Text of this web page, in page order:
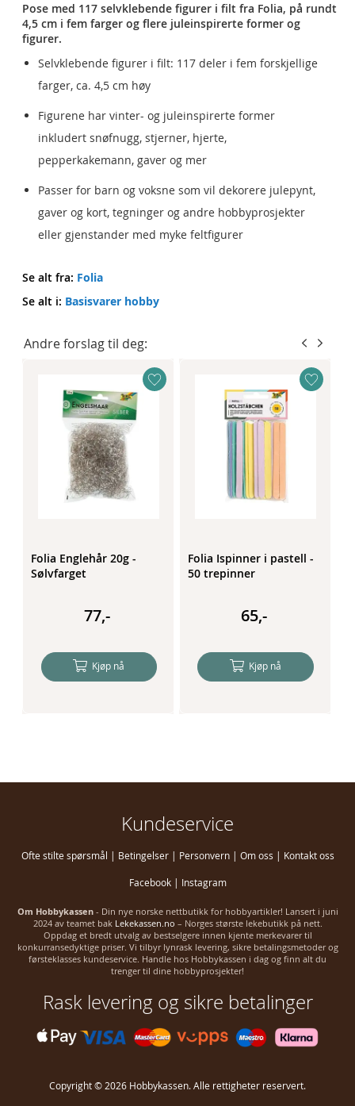
Pose med 117 selvklebende figurer i filt fra Folia, på rundt
4,5 cm i fem farger og flere juleinspirerte former og
figurer.
Selvklebende figurer i filt: 117 deler i fem forskjellige
farger, ca. 4,5 cm høy
Figurene har vinter- og juleinspirerte former
inkludert snøfnugg, stjerner, hjerte,
pepperkakemann, gaver og mer
Passer for barn og voksne som vil dekorere julepynt,
gaver og kort, tegninger og andre hobbyprosjekter
eller gjenstander med myke feltfigurer
Se alt fra: Folia
Se alt i: Basisvarer hobby
Andre forslag til deg:
Folia Englehår 20g -
Sølvfarget
77,-
Kjøp nå
Folia Ispinner i pastell -
50 trepinner
65,-
Kjøp nå
Kundeservice
Ofte stilte spørsmål | Betingelser| Personvern | Om oss | Kontakt oss
Facebook| Instagram
Om Hobbykassen- Din nye norske nettbutikk for hobbyartikler! Lansert i juni
2024 av teamet bak Lekekassen.no – Norges største lekebutikk på nett.
Oppdag et bredt utvalg av bestselgere innen kjente merkevarer til
konkurransedyktige priser. Vi tilbyr lynrask levering, sikre betalingsmetoder og
førsteklasses kundeservice. Handle hos Hobbykassen i dag og finn alt du
trenger til dine hobbyprosjekter!
Rask levering og sikre betalinger
Copyright © 2026 Hobbykassen. Alle rettigheter reservert.